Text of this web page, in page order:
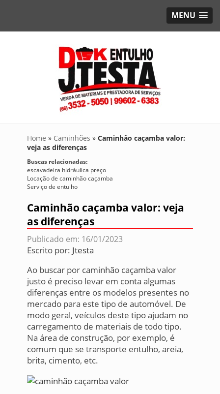
MENU
Home » Caminhões » Caminhão caçamba valor:
veja as diferenças
Buscas relacionadas:
escavadeira hidráulica preço
Locação de caminhão caçamba
Serviço de entulho
Caminhão caçamba valor: veja
as diferenças
Publicado em: 16/01/2023
Escrito por: Jtesta
Ao buscar por caminhão caçamba valor
justo é preciso levar em conta algumas
diferenças entre os modelos presentes no
mercado para este tipo de automóvel. De
modo geral, veículos deste tipo ajudam no
carregamento de materiais de todo tipo.
Na área de construção, por exemplo, é
comum que se transporte entulho, areia,
brita, cimento, etc.